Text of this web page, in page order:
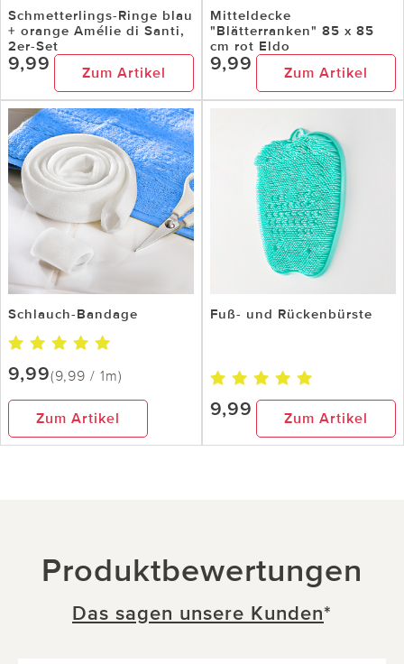
Schmetterlings-Ringe blau
+ orange Amélie di Santi,
2er-Set
9,99 Zum Artikel
Mitteldecke
"Blätterranken" 85 x 85
cm rot Eldo
9,99 Zum Artikel
Schlauch-Bandage
9,99(9,99 / 1m)
Zum Artikel
Fuß- und Rückenbürste
9,99 Zum Artikel
Produktbewertungen
Das sagen unsere Kunden*